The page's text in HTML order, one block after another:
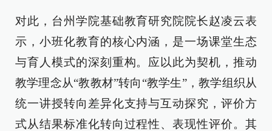
对此，台州学院基础教育研究院院长赵凌云表
示，小班化教育的核心内涵，是一场课堂生态
与育人模式的深刻重构。应以此为契机，推动
教学理念从“教教材”转向“教学生”，教学组织从
统一讲授转向差异化支持与互动探究，评价方
式从结果标准化转向过程性、表现性评价。其